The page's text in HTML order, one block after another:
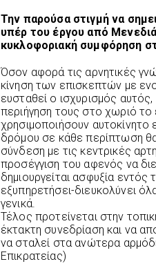
Την παρούσα στιγμή να
υπέρ του έργου από
κυκλοφοριακή συμφόρηση
Όσον αφορά τις αρνητικές
κίνηση των επισκεπτών με
ευσταθεί ο ισχυρισμός
περιήγηση τους στο χωριό το
χρησιμοποιήσουν αυτοκίνητο
δρόμου σε κάθε περίπτωση
σύνδεση με τις κεντρικές
προσέγγιση του αφενός να
δημιουργείται ασφυξία
εξυπηρετήσει-διευκολύνει
γενικά.
Τέλος προτείνεται στην
έκτακτη συνεδρίαση και να
να σταλεί στα ανώτερα
Επικρατείας)